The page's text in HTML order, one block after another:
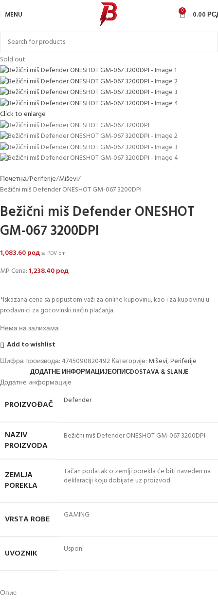
MENU 0 0.00
Sold out
Click to enlarge
Почетна Periferije Miševi
Bežični miš Defender ONESHOT GM-067 3200DPI
Bežični miš Defender ONESHOT
GM-067 3200DPI
1,083.60рсдsa PDV-om
MP Cena: 1,238.40рсд
*Iskazana cena sa popustom važi za online kupovinu, kao i za kupovinu u
prodavnici za gotovinski način plaćanja.
Нема на залихама
Add to wishlist
Шифра производа: 4745090820492Категорије: Miševi,Periferije
ДОДАТНЕ ИНФОРМАЦИЈЕОПИСDOSTAVA & SLANJE
Додатне информације
PROIZVOĐAČ Defender
NAZIV
PROIZVODA
Bežični miš Defender ONESHOT GM-067 3200DPI
ZEMLJA
POREKLA
Tačan podatak o zemlji porekla će biti naveden na
deklaraciji koju dobijate uz proizvod.
VRSTA ROBE GAMING
UVOZNIK Uspon
Опис